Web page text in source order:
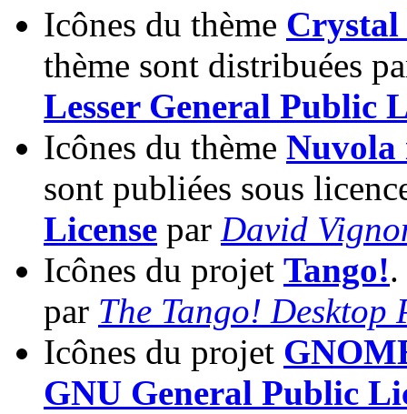
Icônes du thème Crystal
thème sont distribuées
Lesser General Public
Icônes du thème Nuvola
sont publiées sous
License par David
Icônes du projet Tango!
par The Tango! Desktop
Icônes du projet
GNU General Public